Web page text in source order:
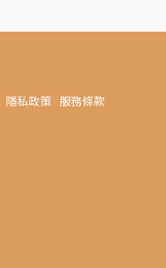
隱私政策 服務條款